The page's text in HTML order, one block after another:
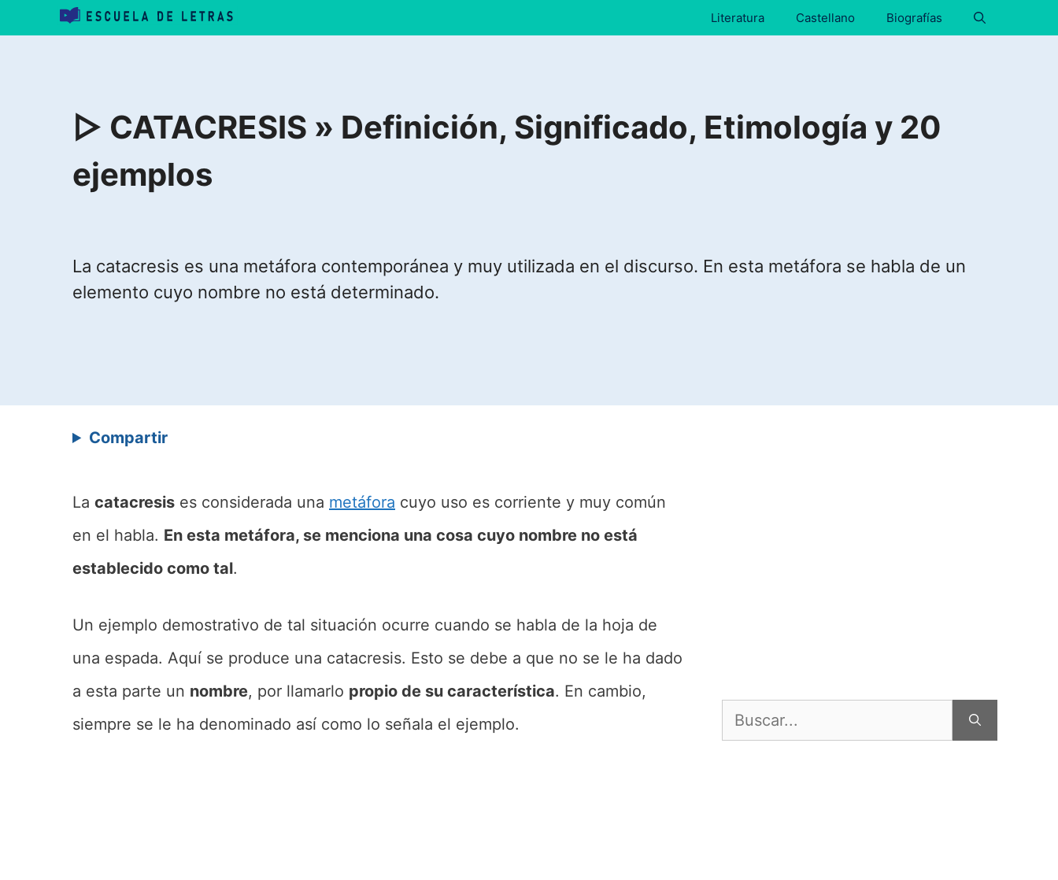
Literatura Castellano Biografías
▷ CATACRESIS » Definición, Significado, Etimología y 20
ejemplos
La catacresis es una metáfora contemporánea y muy utilizada en el discurso. En esta metáfora se habla de un
elemento cuyo nombre no está determinado.
Compartir
La catacresis es considerada una metáfora cuyo uso es corriente y muy común
en el habla. En esta metáfora, se menciona una cosa cuyo nombre no está
establecido como tal.
Un ejemplo demostrativo de tal situación ocurre cuando se habla de la hoja de
una espada. Aquí se produce una catacresis. Esto se debe a que no se le ha dado
a esta parte un nombre, por llamarlo propio de su característica. En cambio,
siempre se le ha denominado así como lo señala el ejemplo.
Buscar: